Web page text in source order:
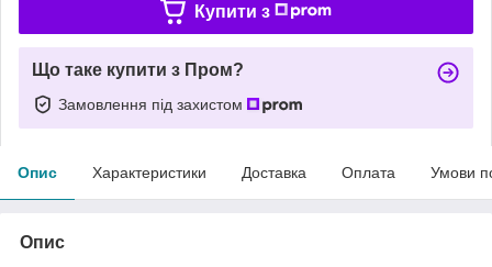
Купити з
Що таке купити з Пром?
Замовлення під захистом
Опис Характеристики Доставка Оплата Умови
Опис